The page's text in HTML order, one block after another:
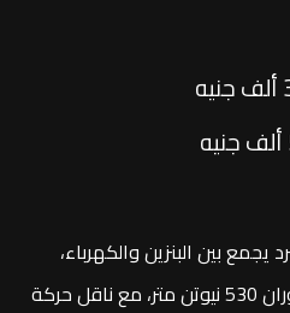
هايبرد يجمع بين البنزين والكهرباء،
ليولد قوة 240 حصانًا وعزم دوران 530 نيوتن متر، مع ناقل حركة